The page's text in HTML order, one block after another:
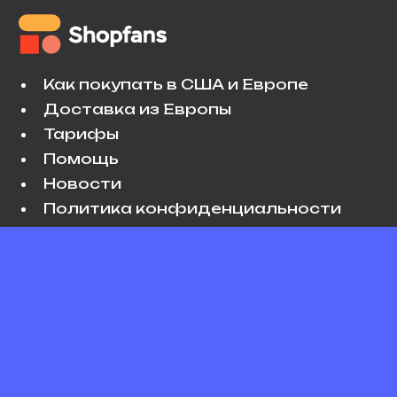
Как покупать в США и Европе
Доставка из Европы
Тарифы
Помощь
Новости
Политика конфиденциальности